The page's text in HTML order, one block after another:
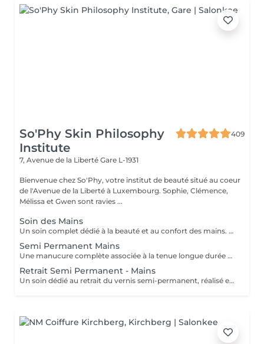
So'Phy Skin Philosophy
Institute
409
7, Avenue de la Liberté Gare L-1931
Bienvenue chez So'Phy, votre institut de beauté situé au coeur
de l'Avenue de la Liberté à Luxembourg. Sophie, Clémence,
Mélissa et Gwen sont ravies ...
Soin des Mains
Un soin complet dédié à la beauté et au confort des mains. Le soin débute par une exfoliation douce afin d'affiner le grain de peau et révéler son éclat naturel. Les mains sont ensuite enveloppées dans un masque hydratant et nourrissant pour une action en profondeur. Pendant ce temps, les ongles sont soigneusement travaillés afin de leur redonner une forme nette et harmonieuse. Le soin se termine par un massage relaxant des mains, procurant une sensation immédiate de confort et de détente. Les mains sont plus douces, la peau nourrie et les ongles parfaitement soignés. Le vernis classique n'est pas proposé à l'institut. Si vous le souhaitez, nous pouvons toutefois réaliser la pose avec votre propre vernis en sélectionnant l'option correspondante.
Semi Permanent Mains
Une manucure complète associée à la tenue longue durée du vernis semi-permanent. Le soin débute par une mise en beauté des ongles : limage, travail des cuticules et préparation de l'ongle naturel afin d'assurer un résultat net et durable. Le vernis semi-permanent est ensuite appliqué pour offrir une finition brillante, élégante et résistante dans le temps. Les ongles sont soignés, la tenue est optimale et le résultat reste impeccable pendant plusieurs semaines. Idéal pour allier esthétique, confort et praticité au quotidien.
Retrait Semi Permanent - Mains
Un soin dédié au retrait du vernis semi-permanent, réalisé en douceur afin de préserver la qualité de l'ongle naturel. Le retrait est suivi d'une mise en forme des ongles et d'un travail rapide des cuticules pour retrouver un résultat net et soigné. Une base protectrice est ensuite appliquée pour renforcer l'ongle, complétée par une huile nourrissante afin d'hydrater et sublimer les cuticules. Les ongles sont propres, soignés et protégés. Idéal pour faire une pause tout en prenant soin de ses ongles. Ce service est proposé uniquement pour le vernis semi-permanent réalisé à l'institut.